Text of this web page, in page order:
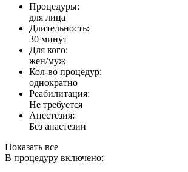
Процедуры:
для лица
Длительность:
30 минут
Для кого:
жен/муж
Кол-во процедур:
однократно
Реабилитация:
Не требуется
Анестезия:
Без анастезии
Показать все
В процедуру включено: